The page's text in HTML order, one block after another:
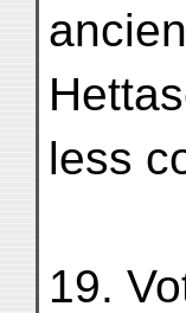
less
19.